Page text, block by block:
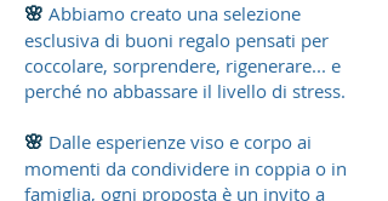
🌸 Abbiamo creato una selezione
esclusiva di buoni regalo pensati per
coccolare, sorprendere, rigenerare... e
perché no abbassare il livello di stress.
🌸 Dalle esperienze viso e corpo ai
momenti da condividere in coppia o in
famiglia, ogni proposta è un invito a